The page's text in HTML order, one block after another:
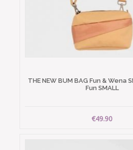
THE NEW BUM BAG Fun & Wena
Fun SMALL
€49.90